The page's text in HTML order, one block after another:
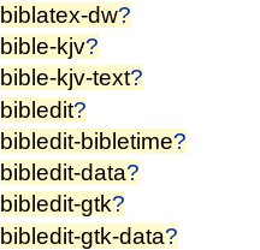
biblatex-dw?
bible-kjv?
bible-kjv-text?
bibledit?
bibledit-bibletime?
bibledit-data?
bibledit-gtk?
bibledit-gtk-data?